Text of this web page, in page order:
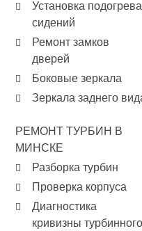
Установка подогрева
сидений
Ремонт замков
дверей
Боковые зеркала
Зеркала заднего
РЕМОНТ ТУРБИН В
МИНСКЕ
Разборка турбин
Проверка корпуса
Диагностика
кривизны турбинного